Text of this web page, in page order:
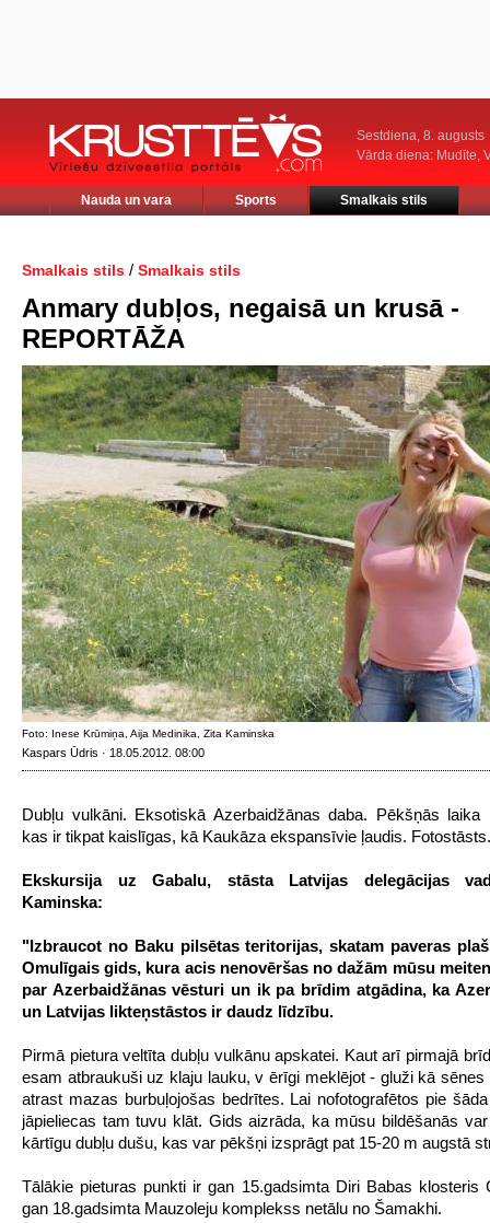
Sestdiena, 8. augusts
Vārda diena: Mudīte,
Nauda un vara Sports Smalkais stils
Smalkais stils / Smalkais stils
Anmary dubļos, negaisā un krusā -
REPORTĀŽA
Foto: Inese Krūmiņa, Aija Medinika, Zita Kaminska
Kaspars Ūdris · 18.05.2012. 08:00
Dubļu vulkāni. Eksotiskā Azerbaidžānas daba. Pēkšņās laika
kas ir tikpat kaislīgas, kā Kaukāza ekspansīvie ļaudis. Fotostāsts.
Ekskursija uz Gabalu, stāsta Latvijas delegācijas
Kaminska:
"Izbraucot no Baku pilsētas teritorijas, skatam paveras
Omulīgais gids, kura acis nenovēršas no dažām mūsu
par Azerbaidžānas vēsturi un ik pa brīdim atgādina, ka
un Latvijas likteņstāstos ir daudz līdzību.
Pirmā pietura veltīta dubļu vulkānu apskatei. Kaut arī pirmajā
esam atbraukuši uz klaju lauku, v ērīgi meklējot - gluži kā
atrast mazas burbuļojošas bedrītes. Lai nofotografētos pie šāda
jāpieliecas tam tuvu klāt. Gids aizrāda, ka mūsu bildēšanās
kārtīgu dubļu dušu, kas var pēkšņi izsprāgt pat 15-20 m augstā
Tālākie pieturas punkti ir gan 15.gadsimta Diri Babas klosteris
gan 18.gadsimta Mauzoleju komplekss netālu no Šamakhi.